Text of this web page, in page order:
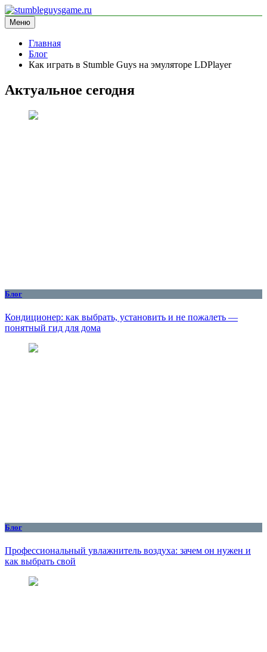
Перейти
к
содержимому
stumbleguysgame.ru
информационный сайт
Меню
Главная
Блог
Как играть в Stumble Guys на эмуляторе LDPlayer
Актуальное сегодня
Блог
Кондиционер: как выбрать, установить и не пожалеть —
понятный гид для дома
Блог
Профессиональный увлажнитель воздуха: зачем он нужен и
как выбрать свой